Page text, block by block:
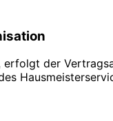
der